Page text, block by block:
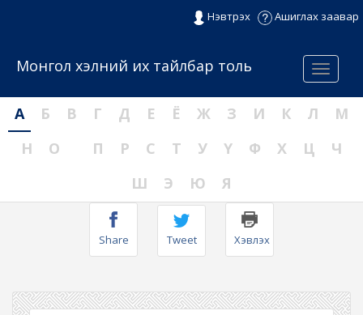
Нэвтрэх Ашиглах заавар
Menu
Монгол хэлний их тайлбар толь
А Б В Г Д Е Ё Ж З И К Л
М
Н
О П Р С Т У Ү Ф Х Ц
Ч
Ш
Э Ю Я
Share Tweet Хэвлэх